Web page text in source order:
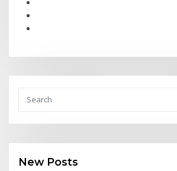
New Posts